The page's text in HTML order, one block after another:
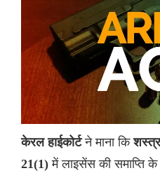
केरल हाईकोर्टने माना कि
21(1)में लाइसेंस की समाप्ति